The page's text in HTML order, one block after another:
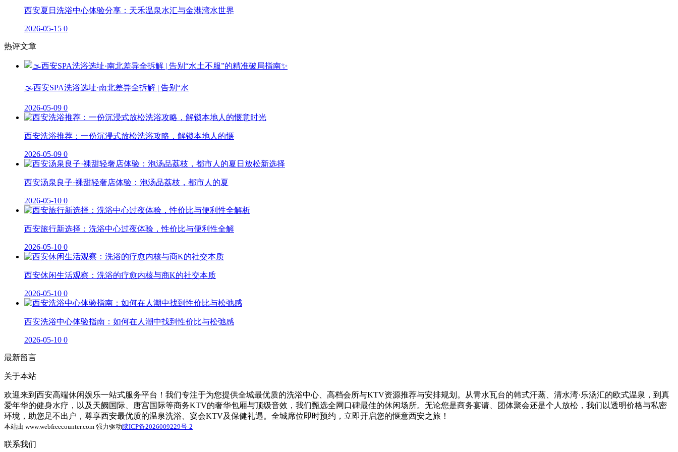
西安夏日洗浴中心体验分享：天禾温泉水汇与金港湾水世界
2026-05-15 0
热评文章
🌫️西安SPA洗浴选址·南北差异全拆解 | 告别“水
2026-05-09 0
西安洗浴推荐：一份沉浸式放松洗浴攻略，解锁本地人的惬
2026-05-09 0
西安汤泉良子·裸甜轻奢店体验：泡汤品荔枝，都市人的夏
2026-05-10 0
西安旅行新选择：洗浴中心过夜体验，性价比与便利性全解
2026-05-10 0
西安休闲生活观察：洗浴的疗愈内核与商K的社交本质
2026-05-10 0
西安洗浴中心体验指南：如何在人潮中找到性价比与松弛感
2026-05-10 0
最新留言
关于本站
欢迎来到西安高端休闲娱乐一站式服务平台！我们专注于为您提供全城最优质的洗浴中心、高档会所与KTV资源推荐与安排规划。从青水瓦台的韩式汗蒸、清水湾·乐汤汇的欧式温泉，到真
爱年华的健身水疗，以及天阙国际、唐宫国际等商务KTV的奢华包厢与顶级音效，我们甄选全网口碑最佳的休闲场所。无论您是商务宴请、团体聚会还是个人放松，我们以透明价格与私密
环境，助您足不出户，尊享西安最优质的温泉洗浴、宴会KTV及保健礼遇。全城席位即时预约，立即开启您的惬意西安之旅！
本站由 www.webfreecounter.com 强力驱动陕ICP备2026009229号-2
联系我们